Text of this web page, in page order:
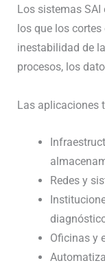
Los sistemas
los que los
inestabilidad de
procesos, los
Las aplicaciones
Redes y
Oficinas y